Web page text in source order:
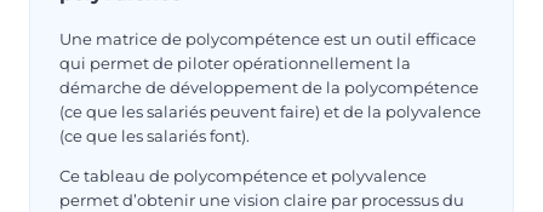
Une matrice de polycompétence est un outil efficace
qui permet de piloter opérationnellement la
démarche de développement de la polycompétence
(ce que les salariés peuvent faire) et de la polyvalence
(ce que les salariés font).
Ce tableau de polycompétence et polyvalence
permet d’obtenir une vision claire par processus du